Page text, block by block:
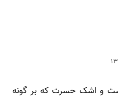
و اشک حسرت که بر گونه